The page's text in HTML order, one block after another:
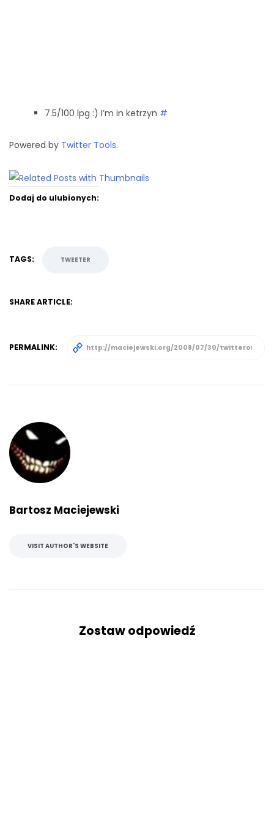
7.5/100 lpg :) I’m in ketrzyn #
Powered by Twitter Tools.
Dodaj do ulubionych:
TAGS: TWEETER
SHARE ARTICLE:
PERMALINK:
Bartosz Maciejewski
VISIT AUTHOR'S WEBSITE
Zostaw odpowiedź